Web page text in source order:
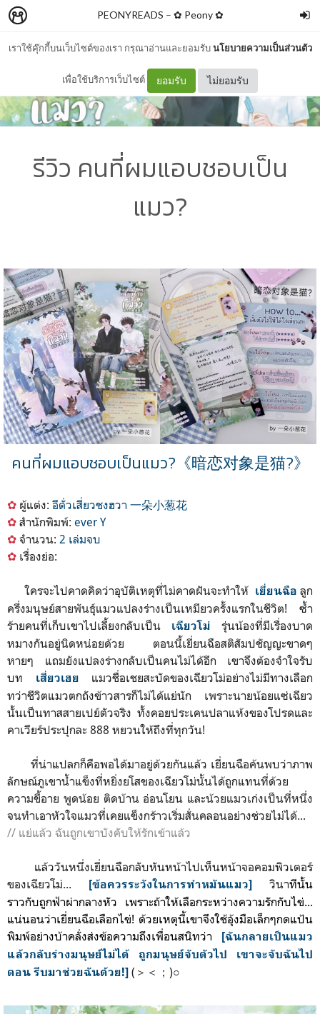
เราใช้คุ๊กกี้บนเว็บไซต์ของเรา กรุณาอ่านและยอมรับนโยบายความเป็นส่วนตัว
เพื่อใช้บริการเว็บไซต์ ยอมรับ ไม่ยอมรับ
PEONYREADS – ✿ Peony ✿
รีวิว คนที่ผมแอบชอบเป็น
แมว?
คนที่ผมแอบชอบเป็นแมว? 《暗恋对象是猫?》
✿ ผู้แต่ง: อีตั่วเสี่ยวชงฮวา 一朵小葱花
✿ สำนักพิมพ์: ever Y
✿ จำนวน: 2 เล่มจบ
✿ เรื่องย่อ:
ใครจะไปคาดคิดว่าอุบัติเหตุที่ไม่คาดฝันจะทำให้ เยี่ยนฉือ ลูก
ครึ่งมนุษย์สายพันธุ์แมวแปลงร่างเป็นเหมียวครั้งแรกในชีวิต! ซ้ำ
ร้ายคนที่เก็บเขาไปเลี้ยงกลับเป็น
เฉียวโม่ รุ่นน้องที่มีเรื่องบาด
หมางกันอยู่นิดหน่อยด้วย ตอนนี้เยี่ยนฉือสติสัมปชัญญะขาดๆ
หายๆ แถมยังแปลงร่างกลับเป็นคนไม่ได้อีก เขาจึงต้องจำใจรับ
บท
เสี่ยวเฮย
แมวชื่อเชยสะบัดของเฉียวโม่อย่างไม่มีทางเลือก
ทว่าชีวิตแมวตกถังข้าวสารก็ไม่ได้แย่นัก เพราะนายน้อยแซ่เฉียว
นั้นเป็นทาสสายเปย์ตัวจริง ทั้งคอยประเคนปลาแห้งของโปรดและ
คาเวียร์ประปุกละ 888 หยวนให้ถึงที่ทุกวัน!
ที่น่าแปลกก็คือพอได้มาอยู่ด้วยกันแล้ว เยี่ยนฉือค้นพบว่าภาพ
ลักษณ์ภูเขาน้ำแข็งที่หยิ่งยโสของเฉียวโม่นั้นได้ถูกแทนที่ด้วย
ความขี้อาย พูดน้อย ติดบ้าน อ่อนโยน และน้วยแมวเก่งเป็นที่หนึ่ง
จนทำเอาหัวใจแมวที่เคยแข็งกร้าวเริ่มสั่นคลอนอย่างช่วยไม่ได้...
// แย่แล้ว ฉันถูกเขาบังคับให้รักเข้าแล้ว
แล้ววันหนึ่งเยี่ยนฉือกลับหันหน้าไปเห็นหน้าจอคอมพิวเตอร์
ของเฉียวโม่... [ข้อควรระวังในการทำหมันแมว] วินาทีนั้น
ราวกับถูกฟ้าผ่ากลางหัว เพราะถ้าให้เลือกระหว่างความรักกับไข่...
แน่นอนว่าเยี่ยนฉือเลือกไข่! ด้วยเหตุนี้เขาจึงใช้อุ้งมือเล็กๆกดแป้น
พิมพ์อย่างบ้าคลั่งส่งข้อความถึงเพื่อนสนิทว่า [ฉันกลายเป็นแมว
แล้วกลับร่างมนุษย์ไม่ได้ ถูกมนุษย์จับตัวไป เขาจะจับฉันไป
ตอน รีบมาช่วยฉันด้วย!] (＞＜；)○